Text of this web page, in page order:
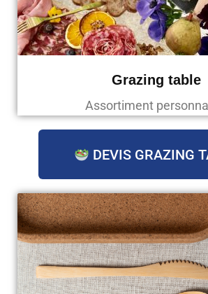
Grazing table
Assortiment
DEVIS GRAZING